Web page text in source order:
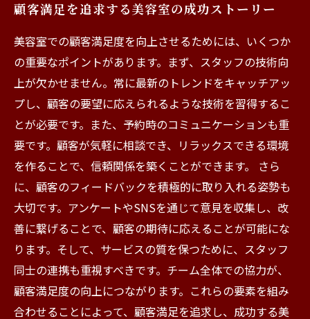
顧客満足を追求する美容室の成功ストーリー
美容室での顧客満足度を向上させるためには、いくつか
の重要なポイントがあります。まず、スタッフの技術向
上が欠かせません。常に最新のトレンドをキャッチアッ
プし、顧客の要望に応えられるような技術を習得するこ
とが必要です。また、予約時のコミュニケーションも重
要です。顧客が気軽に相談でき、リラックスできる環境
を作ることで、信頼関係を築くことができます。 さら
に、顧客のフィードバックを積極的に取り入れる姿勢も
大切です。アンケートやSNSを通じて意見を収集し、改
善に繋げることで、顧客の期待に応えることが可能にな
ります。そして、サービスの質を保つために、スタッフ
同士の連携も重視すべきです。チーム全体での協力が、
顧客満足度の向上につながります。これらの要素を組み
合わせることによって、顧客満足を追求し、成功する美